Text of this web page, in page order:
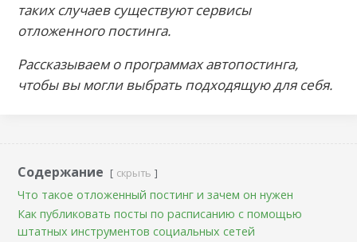
таких случаев существуют сервисы
отложенного постинга.
Рассказываем о программах автопостинга,
чтобы вы могли выбрать подходящую для себя.
Содержание скрыть
Что такое отложенный постинг и зачем он нужен
Как публиковать посты по расписанию с помощью
штатных инструментов социальных сетей